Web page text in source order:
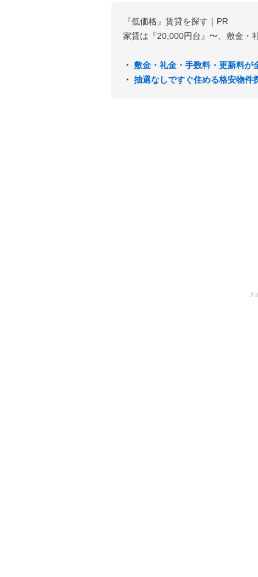
『低価格』賃貸を探す｜PR
家賃は『20,000円台』〜、敷金・
・ 敷金・礼金・手数料・更新料が
・ 抽選なしですぐ住める格安物件
ス